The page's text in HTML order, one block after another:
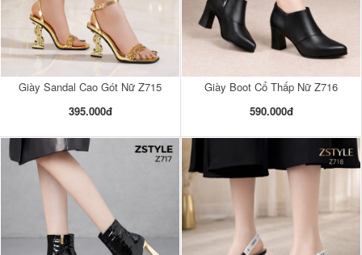
Giày Sandal Cao Gót Nữ Z715
395.000đ
Giày Boot Cổ Thấp Nữ Z716
590.000đ